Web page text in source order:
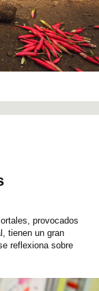
provocados
tienen un gran
reflexiona sobre